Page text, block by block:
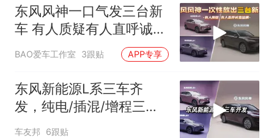
东风风神一口气发三台新
车 有人质疑有人直呼诚意
拉满
BAO爱车工作室 3跟贴 APP专享
东风新能源L系三车齐
发，纯电/插混/增程三种
动力
车友邦 6跟贴